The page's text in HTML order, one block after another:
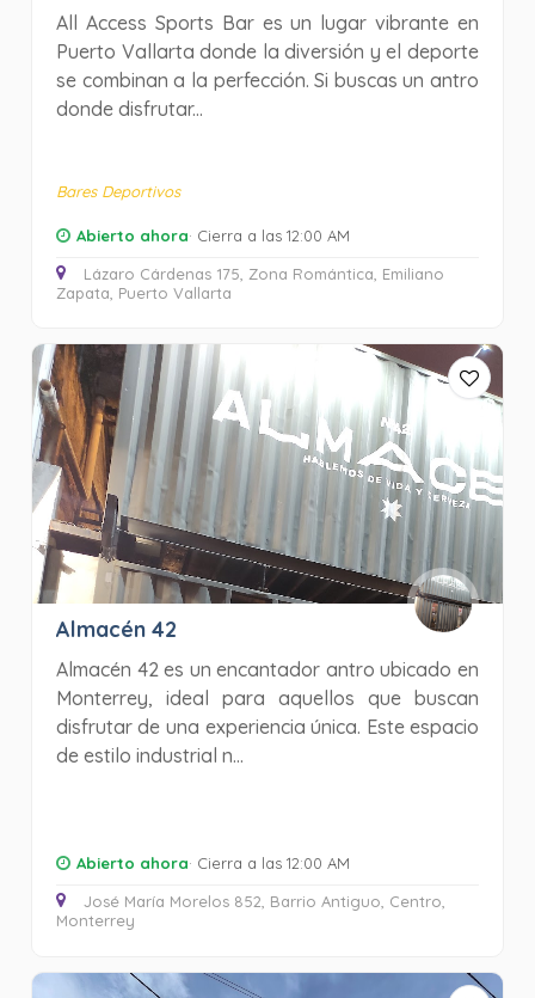
All Access Sports Bar es un lugar vibrante en
Puerto Vallarta donde la diversión y el deporte
se combinan a la perfección. Si buscas un antro
donde disfrutar...
Bares Deportivos
Abierto ahora· Cierra a las 12:00 AM
Lázaro Cárdenas 175, Zona Romántica, Emiliano
Zapata, Puerto Vallarta
Almacén 42
Almacén 42 es un encantador antro ubicado en
Monterrey, ideal para aquellos que buscan
disfrutar de una experiencia única. Este espacio
de estilo industrial n...
Abierto ahora· Cierra a las 12:00 AM
José María Morelos 852, Barrio Antiguo, Centro,
Monterrey